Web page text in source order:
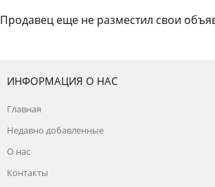
Продавец еще не разместил свои
ИНФОРМАЦИЯ О НАС
Главная
Недавно добавленные
О нас
Контакты